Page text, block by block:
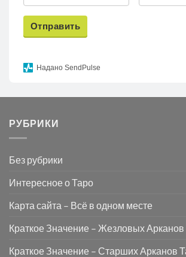
Отправить
Надано SendPulse
РУБРИКИ
Без рубрики
Интересное о Таро
Карта сайта – Всё в одном месте
Краткое Значение – Жезловых
Краткое Значение – Старших Арканов